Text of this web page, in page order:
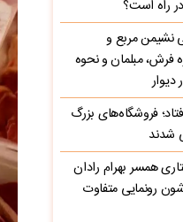
راه است؟
نشیمن مربع و
فرش، مبلمان و نحوه
دیوار
فروشگاه‌های بزرگ
شدند
همسر بهرام رادان
رونمایی متفاوت